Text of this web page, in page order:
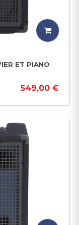
ET PIANO
549,00 €